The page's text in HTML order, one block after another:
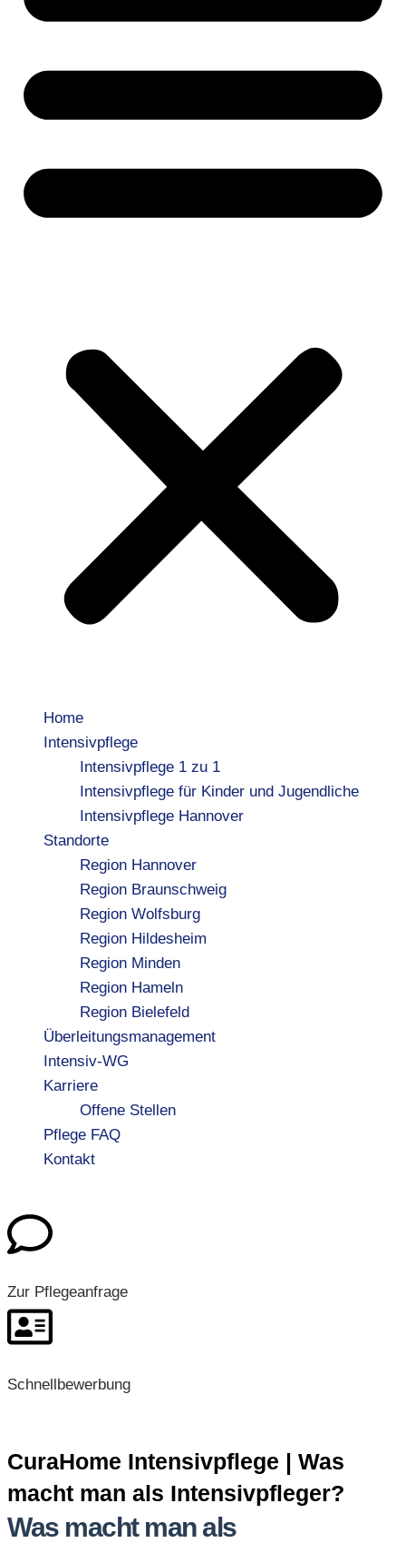
Home
Intensivpflege
Intensivpflege 1 zu 1
Intensivpflege für Kinder und Jugendliche
Intensivpflege Hannover
Standorte
Region Hannover
Region Braunschweig
Region Wolfsburg
Region Hildesheim
Region Minden
Region Hameln
Region Bielefeld
Überleitungsmanagement
Intensiv-WG
Karriere
Offene Stellen
Pflege FAQ
Kontakt
Zur Pflegeanfrage
Schnellbewerbung
CuraHome Intensivpflege | Was
macht man als Intensivpfleger?
Was macht man als